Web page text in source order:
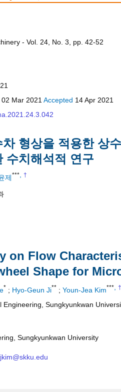
- Vol. 24, No. 3, pp. 42-52
02 Mar 2021 Accepted 14 Apr 2021
형상을 적용한 상
수치해석적 연구
제*** †
on Flow
Shape for
* ; Hyo-Geun Ji** ; Youn-Jea Kim*** †
Sungkyunkwan
Sungkyunkwan University